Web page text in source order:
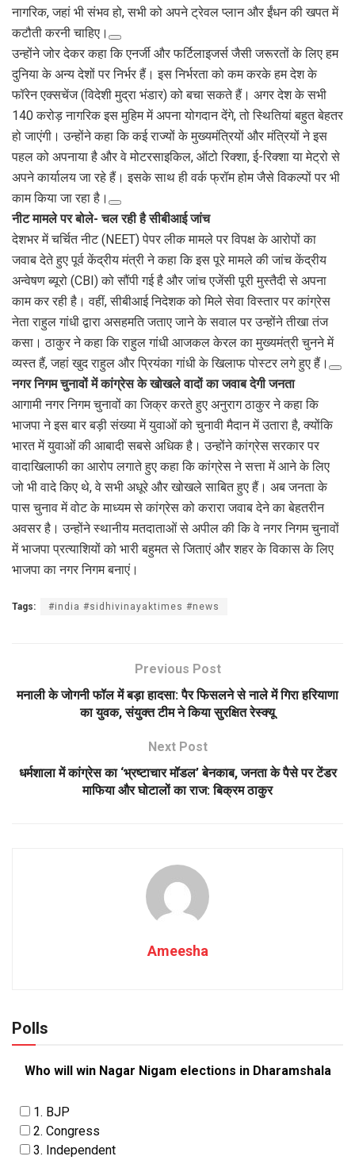
नागरिक, जहां भी संभव हो, सभी को अपने ट्रेवल प्लान और ईंधन की खपत में
कटौती करनी चाहिए।
उन्होंने जोर देकर कहा कि एनर्जी और फर्टिलाइजर्स जैसी जरूरतों के लिए हम
दुनिया के अन्य देशों पर निर्भर हैं। इस निर्भरता को कम करके हम देश के
फॉरेन एक्सचेंज (विदेशी मुद्रा भंडार) को बचा सकते हैं। अगर देश के सभी
140 करोड़ नागरिक इस मुहिम में अपना योगदान देंगे, तो स्थितियां बहुत बेहतर
हो जाएंगी। उन्होंने कहा कि कई राज्यों के मुख्यमंत्रियों और मंत्रियों ने इस
पहल को अपनाया है और वे मोटरसाइकिल, ऑटो रिक्शा, ई-रिक्शा या मेट्रो से
अपने कार्यालय जा रहे हैं। इसके साथ ही वर्क फ्रॉम होम जैसे विकल्पों पर भी
काम किया जा रहा है।
नीट मामले पर बोले- चल रही है सीबीआई जांच
देशभर में चर्चित नीट (NEET) पेपर लीक मामले पर विपक्ष के आरोपों का
जवाब देते हुए पूर्व केंद्रीय मंत्री ने कहा कि इस पूरे मामले की जांच केंद्रीय
अन्वेषण ब्यूरो (CBI) को सौंपी गई है और जांच एजेंसी पूरी मुस्तैदी से अपना
काम कर रही है। वहीं, सीबीआई निदेशक को मिले सेवा विस्तार पर कांग्रेस
नेता राहुल गांधी द्वारा असहमति जताए जाने के सवाल पर उन्होंने तीखा तंज
कसा। ठाकुर ने कहा कि राहुल गांधी आजकल केरल का मुख्यमंत्री चुनने में
व्यस्त हैं, जहां खुद राहुल और प्रियंका गांधी के खिलाफ पोस्टर लगे हुए हैं।
नगर निगम चुनावों में कांग्रेस के खोखले वादों का जवाब देगी जनता
आगामी नगर निगम चुनावों का जिक्र करते हुए अनुराग ठाकुर ने कहा कि
भाजपा ने इस बार बड़ी संख्या में युवाओं को चुनावी मैदान में उतारा है, क्योंकि
भारत में युवाओं की आबादी सबसे अधिक है। उन्होंने कांग्रेस सरकार पर
वादाखिलाफी का आरोप लगाते हुए कहा कि कांग्रेस ने सत्ता में आने के लिए
जो भी वादे किए थे, वे सभी अधूरे और खोखले साबित हुए हैं। अब जनता के
पास चुनाव में वोट के माध्यम से कांग्रेस को करारा जवाब देने का बेहतरीन
अवसर है। उन्होंने स्थानीय मतदाताओं से अपील की कि वे नगर निगम चुनावों
में भाजपा प्रत्याशियों को भारी बहुमत से जिताएं और शहर के विकास के लिए
भाजपा का नगर निगम बनाएं।
Tags: #india #sidhivinayaktimes #news
Previous Post
मनाली के जोगनी फॉल में बड़ा हादसा: पैर फिसलने से नाले में गिरा हरियाणा
का युवक, संयुक्त टीम ने किया सुरक्षित रेस्क्यू
Next Post
धर्मशाला में कांग्रेस का ‘भ्रष्टाचार मॉडल’ बेनकाब, जनता के पैसे पर टेंडर
माफिया और घोटालों का राज: बिक्रम ठाकुर
Ameesha
Polls
Who will win Nagar Nigam elections in Dharamshala
1. BJP
2. Congress
3. Independent